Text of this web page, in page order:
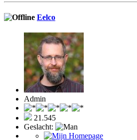
Eelco
Admin
21.545
Geslacht: